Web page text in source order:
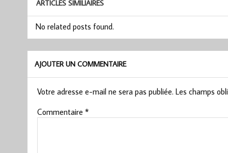
ARTICLES SIMILIAIRES
No related posts found.
AJOUTER UN COMMENTAIRE
Votre adresse e-mail ne sera pas publiée. Les champs
Commentaire *